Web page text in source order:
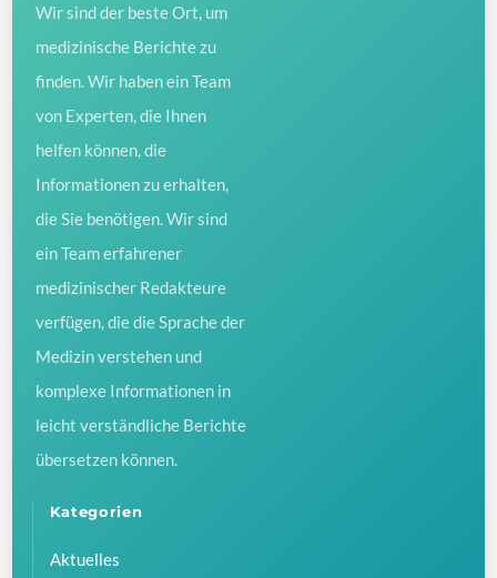
Wir sind der beste Ort, um
medizinische Berichte zu
finden. Wir haben ein Team
von Experten, die Ihnen
helfen können, die
Informationen zu erhalten,
die Sie benötigen. Wir sind
ein Team erfahrener
medizinischer Redakteure
verfügen, die die Sprache der
Medizin verstehen und
komplexe Informationen in
leicht verständliche Berichte
übersetzen können.
Kategorien
Aktuelles